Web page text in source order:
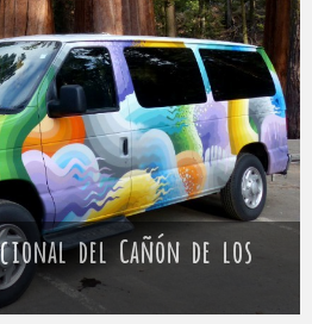
del Cañón de los